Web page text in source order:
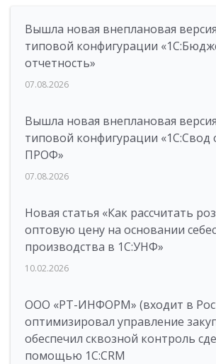
Вышла новая внеплановая версия
типовой конфигурации
отчетность»
07.08.2026
Вышла новая внеплановая версия
типовой конфигурации «1C:Свод
ПРОФ»
07.08.2026
Новая статья «Как рассчитать
оптовую цену на основании
производства в 1С:УНФ»
10.02.2026
ООО «РТ-ИНФОРМ» (входит в
оптимизировал управление
обеспечил сквозной контроль
помощью 1С:CRM